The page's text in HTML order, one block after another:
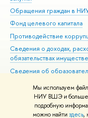
Мы используем
НИУ ВШЭ и
подробную
можно найти здесь,
Обращения граждан в
Фонд целевого капитала
Противодействие
Сведения о доходах,
обязательствах
Сведения об
Людям с ограниченными
Единая платежная
Работа в Вышке